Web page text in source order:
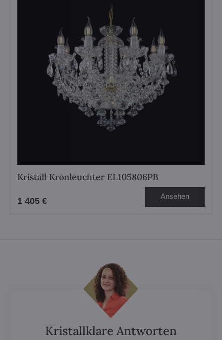
Kristall Kronleuchter EL105806PB
1 405 € Ansehen
Kristallklare Antworten